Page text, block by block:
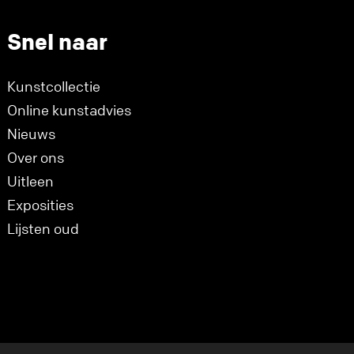
Snel naar
Kunstcollectie
Online kunstadvies
Nieuws
Over ons
Uitleen
Exposities
Lijsten oud